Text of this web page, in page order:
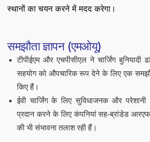
स्थानों का चयन करने में मदद करेगा।
समझौता ज्ञापन (एमओयू)
टीपीईएम और एचपीसीएल ने चार्जिंग बुनियादी
सहयोग को औपचारिक रूप देने के लिए एक
किए हैं।
ईवी चार्जिंग के लिए सुविधाजनक और परेशानी
प्रदान करने के लिए कंपनियां सह-ब्रांडेड
की भी संभावना तलाश रही हैं।